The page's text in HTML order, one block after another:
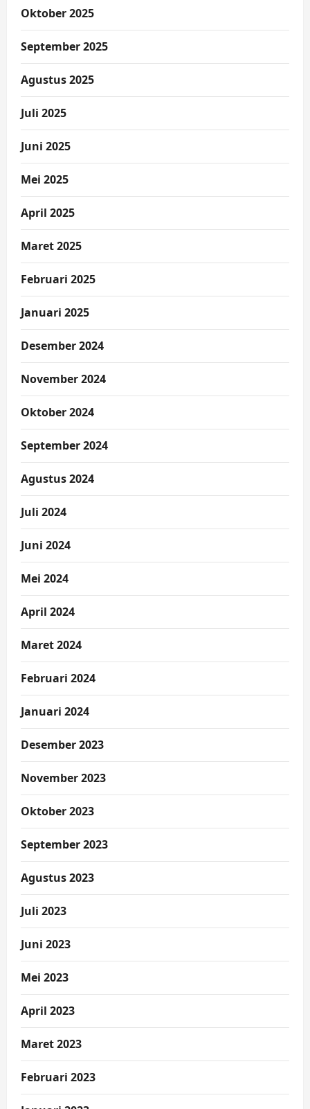
Oktober 2025
September 2025
Agustus 2025
Juli 2025
Juni 2025
Mei 2025
April 2025
Maret 2025
Februari 2025
Januari 2025
Desember 2024
November 2024
Oktober 2024
September 2024
Agustus 2024
Juli 2024
Juni 2024
Mei 2024
April 2024
Maret 2024
Februari 2024
Januari 2024
Desember 2023
November 2023
Oktober 2023
September 2023
Agustus 2023
Juli 2023
Juni 2023
Mei 2023
April 2023
Maret 2023
Februari 2023